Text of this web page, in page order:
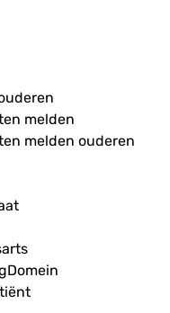
melden
melden ouderen